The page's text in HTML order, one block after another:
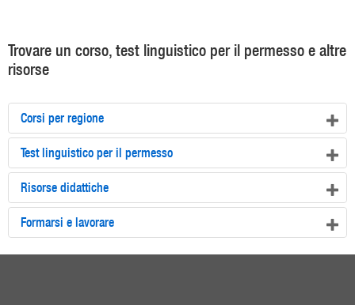
Trovare un corso, test linguistico per il permesso e altre
risorse
Corsi per regione
Test linguistico per il permesso
Risorse didattiche
Formarsi e lavorare